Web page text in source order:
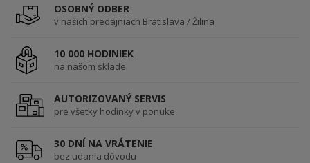
OSOBNÝ ODBER
v našich predajniach Bratislava / Žilina
10 000 HODINIEK
na našom sklade
AUTORIZOVANÝ SERVIS
pre všetky hodinky v ponuke
30 DNÍ NA VRÁTENIE
bez udania dôvodu